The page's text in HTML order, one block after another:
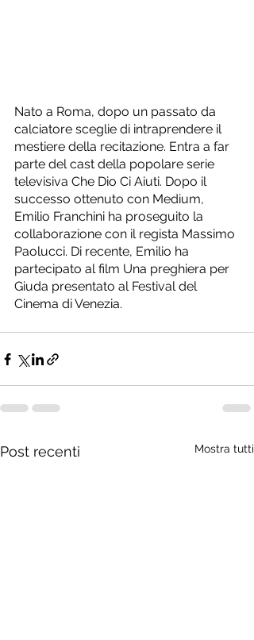
Nato a Roma, dopo un passato da
calciatore sceglie di intraprendere il
mestiere della recitazione. Entra a far
parte del cast della popolare serie
televisiva Che Dio Ci Aiuti. Dopo il
successo ottenuto con Medium,
Emilio Franchini ha proseguito la
collaborazione con il regista Massimo
Paolucci. Di recente, Emilio ha
partecipato al film Una preghiera per
Giuda presentato al Festival del
Cinema di Venezia.
Post recenti Mostra tutti